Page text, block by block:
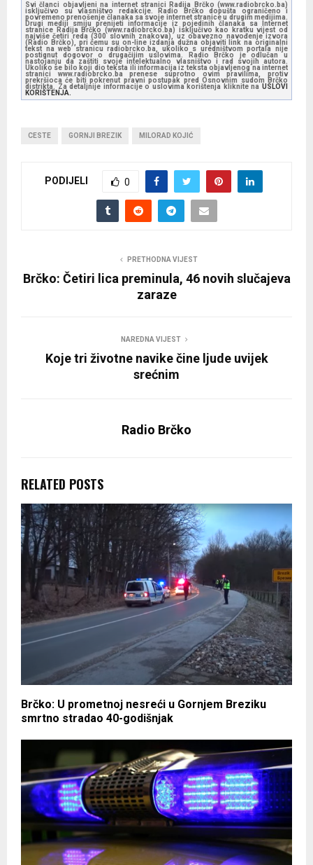
Svi članci objavljeni na internet stranici Radija Brčko (www.radiobrcko.ba)
isključivo su vlasništvo redakcije. Radio Brčko dopušta ograničeno i
povremeno prenošenje članaka sa svoje internet stranice u drugim medijima.
Drugi mediji smiju prenijeti informacije iz pojedinih članaka sa Internet
stranice Radija Brčko (www.radiobrcko.ba) isključivo kao kratku vijest od
najviše četiri reda (300 slovnih znakova), uz obavezno navođenje izvora
(Radio Brčko), pri čemu su on-line izdanja dužna objaviti link na originalni
tekst na web stranicu radiobrcko.ba, ukoliko s uredništvom portala nije
postignut dogovor o drugačijim uslovima. Radio Brčko je odlučan u
nastojanju da zaštiti svoje intelektualno vlasništvo i rad svojih autora.
Ukoliko se bilo koji dio teksta ili informacija iz teksta objavljenog na internet
stranici www.radiobrcko.ba prenese suprotno ovim pravilima, protiv
prekršioca će biti pokrenut pravni postupak pred Osnovnim sudom Brčko
distrikta. Za detaljnije informacije o uslovima korištenja kliknite na USLOVI
KORIŠTENJA.
CESTE GORNJI BREZIK MILORAD KOJIĆ
PODIJELI 0
PRETHODNA VIJEST
Brčko: Četiri lica preminula, 46 novih slučajeva
zaraze
NAREDNA VIJEST
Koje tri životne navike čine ljude uvijek
srećnim
Radio Brčko
RELATED POSTS
Brčko: U prometnoj nesreći u Gornjem Breziku
smrtno stradao 40-godišnjak